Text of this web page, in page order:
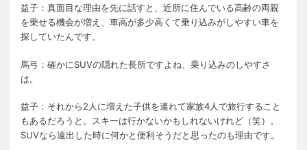
益子：真面目な理由を先に話すと、近所に住んでいる高齢の両親
を乗せる機会が増え、車高が多少高くて乗り込みがしやすい車を
探していたんです。
馬弓：確かにSUVの隠れた長所ですよね、乗り込みのしやすさ
は。
益子：それから2人に増えた子供を連れて家族4人で旅行すること
もあるだろうと。スキーは行かないかもしれないけれど（笑）。
SUVなら遠出した時に何かと便利そうだと思ったのも理由です。